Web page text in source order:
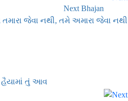
Next Bhajan
જેવા નથી, તમે અમારા જેવા નથી
હૈયામાં તું આવ